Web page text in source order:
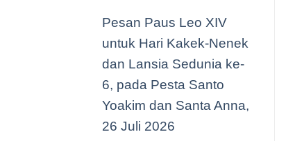
Pesan Paus Leo XIV
untuk Hari Kakek-Nenek
dan Lansia Sedunia ke-
6, pada Pesta Santo
Yoakim dan Santa Anna,
26 Juli 2026